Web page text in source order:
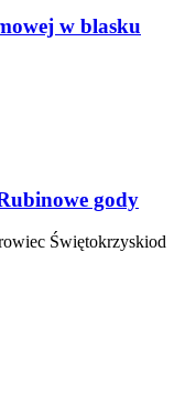
w blasku
gody
Świętokrzyskiod